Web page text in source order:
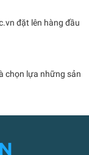
đặt lên hàng đầu
chọn lựa những sản